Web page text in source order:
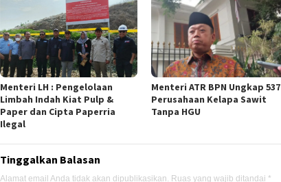
Menteri LH : Pengelolaan
Limbah Indah Kiat Pulp &
Paper dan Cipta Paperria
Ilegal
Menteri ATR BPN Ungkap 537
Perusahaan Kelapa Sawit
Tanpa HGU
Tinggalkan Balasan
Alamat email Anda tidak akan dipublikasikan. Ruas yang wajib ditandai *